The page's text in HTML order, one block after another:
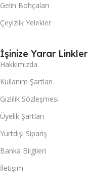
Gelin Bohçaları
Çeyizlik Yelekler
İşinize Yarar Linkler
Hakkımızda
Kullanım Şartları
Gizlilik Sözleşmesi
Üyelik Şartları
Yurtdışı Sipariş
Banka Bilgileri
İletişim